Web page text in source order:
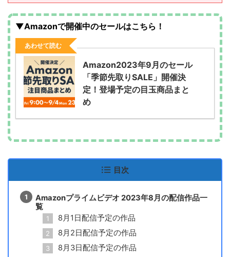
▼Amazonで開催中のセールはこちら！
あわせて読む
Amazon2023年9月のセール
「季節先取りSALE」開催決
定！登場予定の目玉商品まと
め
目次
Amazonプライムビデオ 2023年8月の配信作品一
覧
8月1日配信予定の作品
8月2日配信予定の作品
8月3日配信予定の作品